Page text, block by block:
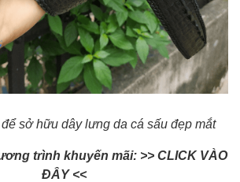
sở hữu dây lưng da cá sấu đẹp mắt
trình khuyến mãi: >> CLICK VÀO
ĐÂY<<